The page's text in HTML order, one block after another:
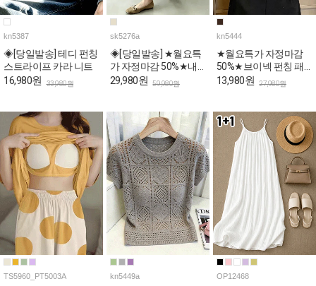
kn5387
◈[당일발송] 테디 펀칭
스트라이프 카라 니트
16,980원 33,980원
sk5276a
◈[당일발송] ★월요특
가 자정마감 50%★내
추럴 리본 포인트 A라
29,980원 59,980원
kn5444
★월요특가 자정마감
50%★브이넥 펀칭 패
턴 캡소매 니트탑
13,980원 27,980원
TS5960_PT5003A kn5449a OP12468